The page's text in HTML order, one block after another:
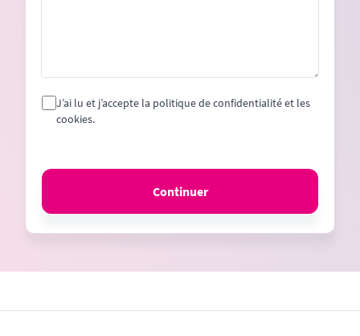
J’ai lu et j’accepte la politique de confidentialité et les
cookies.
Continuer